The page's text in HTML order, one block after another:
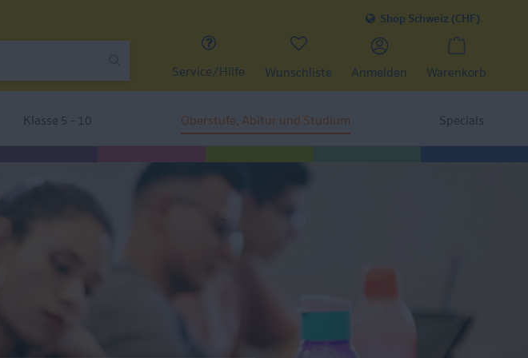
Shop Schweiz (CHF)
Service/Hilfe Wunschliste Anmelden Warenkorb
Klasse 5 - 10 Oberstufe, Abitur und Studium Specials